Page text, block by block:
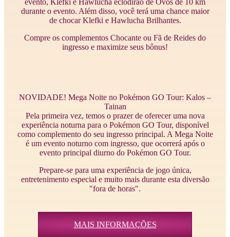
durante o evento. Além disso, você terá uma chance maior
de chocar Klefki e Hawlucha Brilhantes.
Compre os complementos Chocante ou Fã de Reides do
ingresso e maximize seus bônus!
NOVIDADE! Mega Noite no Pokémon GO Tour: Kalos –
Tainan
Pela primeira vez, temos o prazer de oferecer uma nova
experiência noturna para o Pokémon GO Tour, disponível
como complemento do seu ingresso principal. A Mega Noite
é um evento noturno com ingresso, que ocorrerá após o
evento principal diurno do Pokémon GO Tour.
Prepare-se para uma experiência de jogo única,
entretenimento especial e muito mais durante esta diversão
"fora de horas".
MAIS INFORMAÇÕES